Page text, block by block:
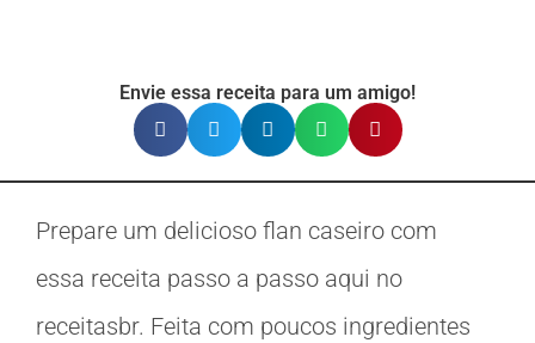
Envie essa receita para um amigo!
Prepare um delicioso flan caseiro com
essa receita passo a passo aqui no
receitasbr. Feita com poucos ingredientes